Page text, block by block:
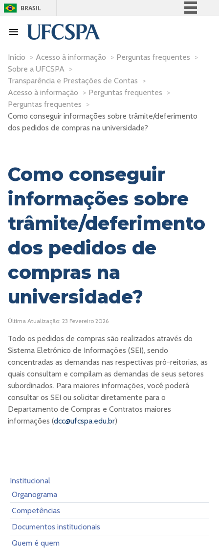
BRASIL
Participe
Início > Acesso à informação > Perguntas frequentes >
Sobre a UFCSPA >
Transparência e Prestações de Contas >
Acesso à informação > Perguntas frequentes >
Perguntas frequentes >
Como conseguir informações sobre trâmite/deferimento
dos pedidos de compras na universidade?
Como conseguir
informações sobre
trâmite/deferimento
dos pedidos de
compras na
universidade?
Última Atualização: 23 Fevereiro 2026
Todo os pedidos de compras são realizados através do
Sistema Eletrônico de Informações (SEI), sendo
concentradas as demandas nas respectivas pró-reitorias, as
quais consultam e compilam as demandas de seus setores
subordinados. Para maiores informações, você poderá
consultar os SEI ou solicitar diretamente para o
Departamento de Compras e Contratos maiores
informações (dcc@ufcspa.edu.br)
Institucional
Organograma
Competências
Documentos institucionais
Quem é quem